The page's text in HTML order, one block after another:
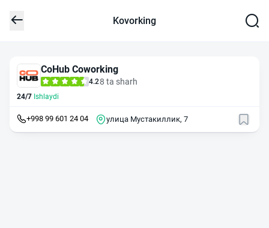
Kovorking
CoHub Coworking
4.28 ta sharh
24/7 Ishlaydi
+998 99 601 24 04 улица Мустакиллик, 7